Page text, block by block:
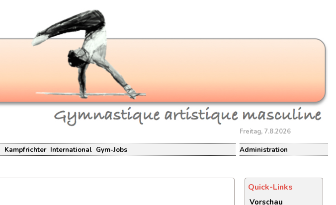
Freitag, 7.8.2026
Kampfrichter International Gym-Jobs Administration
Quick-Links
Vorschau